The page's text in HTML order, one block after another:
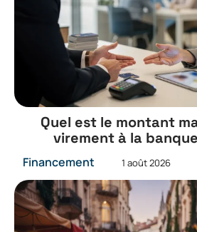
Quel est le montant
virement à la
Financement 1 août 2026